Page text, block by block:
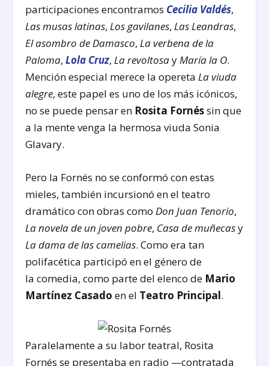
participaciones encontramos Cecilia Valdés,
Las musas latinas,Los gavilanes,Las Leandras,
El asombro de Damasco,La verbena de la
Paloma,Lola Cruz,La revoltosayMaría la O.
Mención especial merece la operetaLa viuda
alegre, este papel es uno de los más icónicos,
no se puede pensar en Rosita Fornéssin que
a la mente venga la hermosa viuda Sonia
Glavary.
Pero la Fornés no se conformó con estas
mieles, también incursionó en el teatro
dramático con obras comoDon Juan Tenorio,
La novela de un joven pobre, Casa de muñecasy
La dama de las camelias. Como era tan
polifacética participó en el género de
la comedia, como parte del elenco de Mario
Martínez Casado en el Teatro Principal.
Paralelamente a su labor teatral, Rosita
Fornés se presentaba en radio —contratada